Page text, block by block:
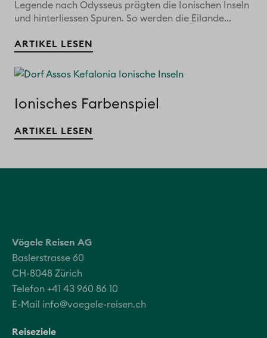
Legende nach Odysseus prägten die Ionischen Inseln
und hinterliessen Spuren. So werden die Eilande...
ARTIKEL LESEN
Ionisches Farbenspiel
ARTIKEL LESEN
Vögele Reisen AG
Baslerstrasse 60
CH-8048 Zürich
Telefon +41 43 960 86 10
E-Mail info@voegele-reisen.ch
Reiseziele